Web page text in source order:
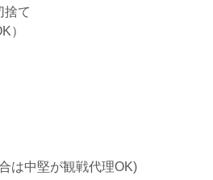
捨て
）
は中堅が観戦代理OK)